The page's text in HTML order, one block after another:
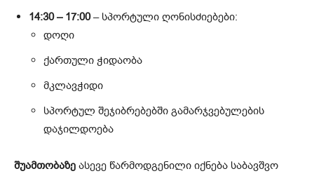
14:30 – 17:00– სპორტული ღონისძიებები:
დოღი
ქართული ჭიდაობა
მკლავჭიდი
სპორტულ შეჯიბრებებში გამარჯვებულების
დაჯილდოება
შუამთობაზე ასევე წარმოდგენილი იქნება საბავშვო